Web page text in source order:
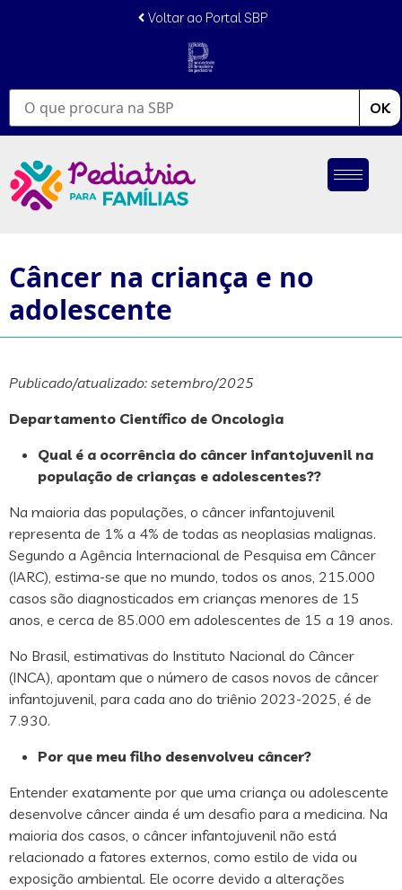
Voltar ao Portal SBP
OK
Câncer na criança e no
adolescente
Publicado/atualizado: setembro/2025
Departamento Científico de Oncologia
Qual é a ocorrência do câncer infantojuvenil na
população de crianças e adolescentes??
Na maioria das populações, o câncer infantojuvenil
representa de 1% a 4% de todas as neoplasias malignas.
Segundo a Agência Internacional de Pesquisa em Câncer
(IARC), estima-se que no mundo, todos os anos, 215.000
casos são diagnosticados em crianças menores de 15
anos, e cerca de 85.000 em adolescentes de 15 a 19 anos.
No Brasil, estimativas do Instituto Nacional do Câncer
(INCA), apontam que o número de casos novos de câncer
infantojuvenil, para cada ano do triênio 2023-2025, é de
7.930.
Por que meu filho desenvolveu câncer?
Entender exatamente por que uma criança ou adolescente
desenvolve câncer ainda é um desafio para a medicina. Na
maioria dos casos, o câncer infantojuvenil não está
relacionado a fatores externos, como estilo de vida ou
exposição ambiental. Ele ocorre devido a alterações